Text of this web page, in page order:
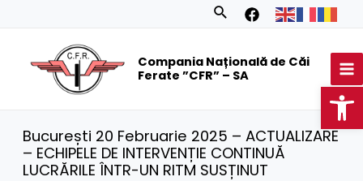
Search
Compania Națională de Căi
Ferate ”CFR” – SA
București 20 Februarie 2025 – ACTUALIZARE
– ECHIPELE DE INTERVENȚIE CONTINUĂ
LUCRĂRILE ÎNTR-UN RITM SUSȚINUT